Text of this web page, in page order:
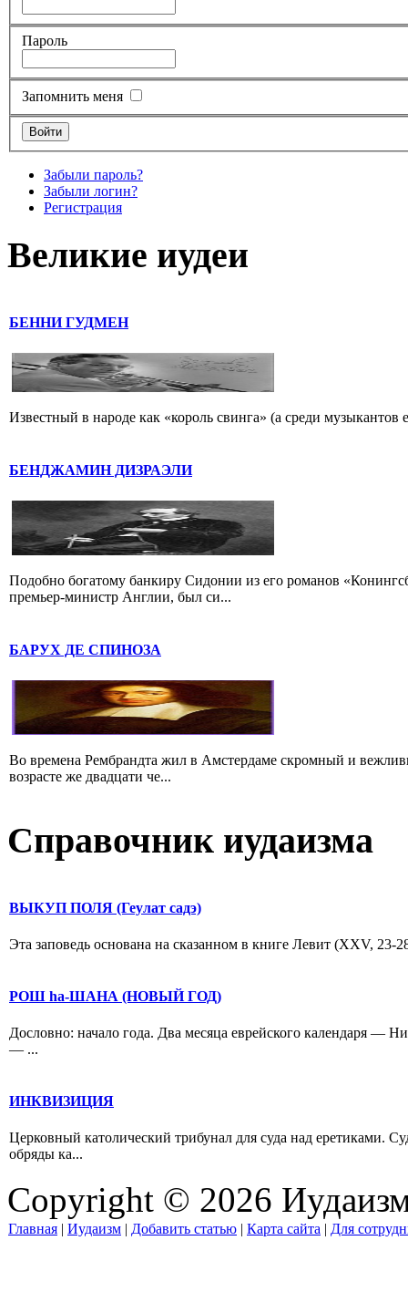
Пароль
Запомнить меня
Забыли пароль?
Забыли логин?
Регистрация
Великие иудеи
БЕННИ ГУДМЕН
Известный в народе как «король свинга» (а среди
БЕНДЖАМИН ДИЗРАЭЛИ
Подобно богатому банкиру Сидонии из его романов
премьер-министр Англии, был си...
БАРУХ ДЕ СПИНОЗА
Во времена Рембрандта жил в Амстердаме скромный и
возрасте же двадцати че...
Справочник иудаизма
ВЫКУП ПОЛЯ (Геулат садэ)
Эта заповедь основана на сказанном в книге Левит (XXV,
РОШ hа-ШАНА (НОВЫЙ ГОД)
Дословно: начало года. Два месяца еврейского календаря —
— ...
ИНКВИЗИЦИЯ
Церковный католический трибунал для суда над еретиками.
обряды ка...
Copyright © 2026
Главная | Иудаизм | Добавить статью | Карта сайта | Для